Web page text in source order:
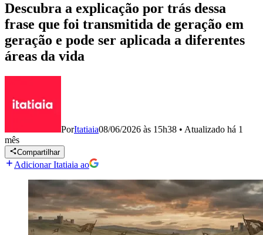
Descubra a explicação por trás dessa
frase que foi transmitida de geração em
geração e pode ser aplicada a diferentes
áreas da vida
PorItatiaia08/06/2026 às 15h38 • Atualizado há 1
mês
Compartilhar
Adicionar Itatiaia ao